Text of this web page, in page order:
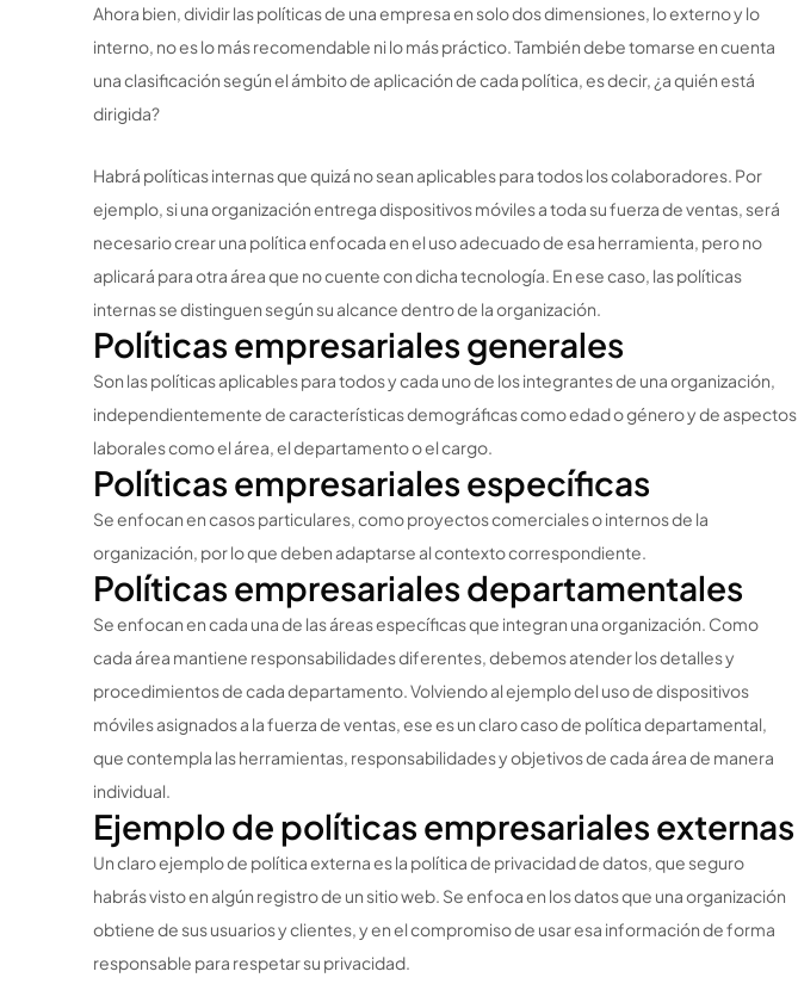
Ahora bien, dividir las políticas de una empresa en solo dos dimensiones, lo externo y lo
interno, no es lo más recomendable ni lo más práctico. También debe tomarse en cuenta
una clasificación según el ámbito de aplicación de cada política, es decir, ¿a quién está
dirigida?
Habrá políticas internas que quizá no sean aplicables para todos los colaboradores. Por
ejemplo, si una organización entrega dispositivos móviles a toda su fuerza de ventas, será
necesario crear una política enfocada en el uso adecuado de esa herramienta, pero no
aplicará para otra área que no cuente con dicha tecnología. En ese caso, las políticas
internas se distinguen según su alcance dentro de la organización.
Políticas empresariales generales
Son las políticas aplicables para todos y cada uno de los integrantes de una organización,
independientemente de características demográficas como edad o género y de aspectos
laborales como el área, el departamento o el cargo.
Políticas empresariales específicas
Se enfocan en casos particulares, como proyectos comerciales o internos de la
organización, por lo que deben adaptarse al contexto correspondiente.
Políticas empresariales departamentales
Se enfocan en cada una de las áreas específicas que integran una organización. Como
cada área mantiene responsabilidades diferentes, debemos atender los detalles y
procedimientos de cada departamento. Volviendo al ejemplo del uso de dispositivos
móviles asignados a la fuerza de ventas, ese es un claro caso de política departamental,
que contempla las herramientas, responsabilidades y objetivos de cada área de manera
individual.
Ejemplo de políticas empresariales externas
Un claro ejemplo de política externa es la política de privacidad de datos, que seguro
habrás visto en algún registro de un sitio web. Se enfoca en los datos que una organización
obtiene de sus usuarios y clientes, y en el compromiso de usar esa información de forma
responsable para respetar su privacidad.